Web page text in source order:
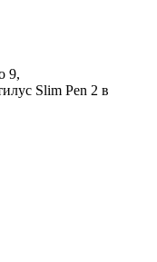
9,
Slim Pen 2 в